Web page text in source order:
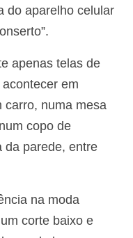
do aparelho celular
apenas telas de
em
carro, numa mesa
copo de
da parede, entre
na moda
corte baixo e